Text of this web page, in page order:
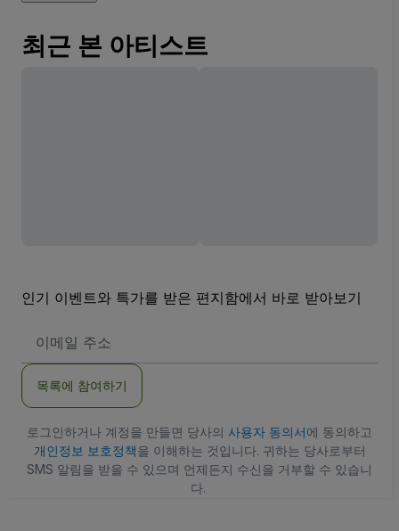
최근 본 아티스트
인기 이벤트와 특가를 받은 편지함에서 바로 받아보기
메
소
목록에 참여하기
로그인하거나 계정을 만들면 당사의 사용자 동의서에 동의하고
개인정보 보호정책을 이해하는 것입니다. 귀하는 당사로부터
SMS 알림을 받을 수 있으며 언제든지 수신을 거부할 수 있습니
다.